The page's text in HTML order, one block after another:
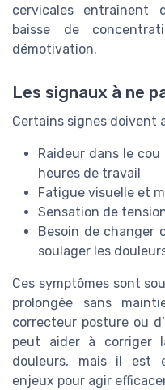
cervicales entraînent
baisse de
démotivation.
Les signaux à ne
Certains signes doivent
Raideur dans le
heures de travail
Fatigue visuelle et
Sensation de
Besoin de changer
soulager les
Ces symptômes sont
prolongée sans
correcteur posture ou
peut aider à corriger
douleurs, mais il est
enjeux pour agir